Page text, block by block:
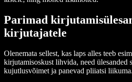
Parimad
kirjutajatele
Olenemata sellest, kas laps alles teeb
kirjutamisoskust lihvida, need ülesanded
kujutlusvõimet ja panevad pliiatsi liikuma.